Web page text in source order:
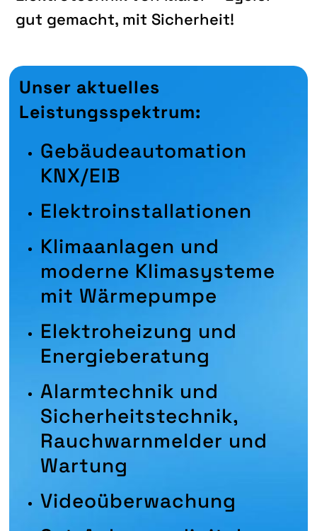
gut gemacht, mit Sicherheit!
Unser aktuelles
Leistungsspektrum:
Gebäudeautomation
KNX/EIB
Elektroinstallationen
Klimaanlagen und
moderne Klimasysteme
mit Wärmepumpe
Elektroheizung und
Energieberatung
Alarmtechnik und
Sicherheitstechnik,
Rauchwarnmelder und
Wartung
Videoüberwachung